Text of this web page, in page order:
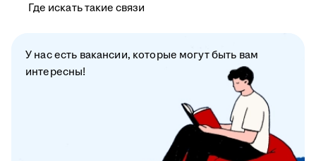
Где искать такие связи
У нас есть вакансии, которые могут быть вам
интересны!